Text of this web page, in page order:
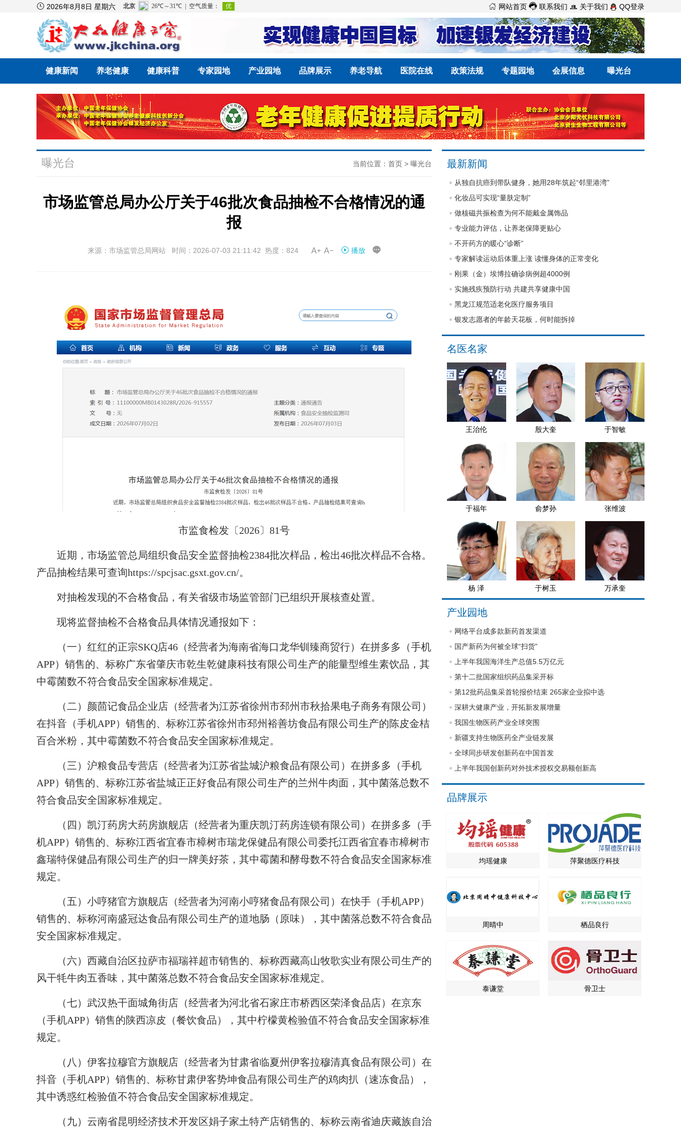
 2026年8月8日 星期六  网站首页  联系我们  关于我们 QQ登录
健康新闻 养老健康 健康科普 专家园地 产业园地 品牌展示 养老导航 医院在线 政策法规 专题园地 会展信息 曝光台
曝光台 当前位置： 首页 > 曝光台
市场监管总局办公厅关于46批次食品抽检不合格情况的通
报
来源：市场监管总局网站 时间：2026-07-03 21:11:42 热度：824  播放 
市监食检发〔2026〕81号
近期，市场监管总局组织食品安全监督抽检2384批次样品，检出46批次样品不合格。
产品抽检结果可查询https://spcjsac.gsxt.gov.cn/。
对抽检发现的不合格食品，有关省级市场监管部门已组织开展核查处置。
现将监督抽检不合格食品具体情况通报如下：
（一）红红的正宗SKQ店46（经营者为海南省海口龙华钏臻商贸行）在拼多多（手机
APP）销售的、标称广东省肇庆市乾生乾健康科技有限公司生产的能量型维生素饮品，其
中霉菌数不符合食品安全国家标准规定。
（二）颜茴记食品企业店（经营者为江苏省徐州市邳州市秋拾果电子商务有限公司）
在抖音（手机APP）销售的、标称江苏省徐州市邳州裕善坊食品有限公司生产的陈皮金桔
百合米粉，其中霉菌数不符合食品安全国家标准规定。
（三）沪粮食品专营店（经营者为江苏省盐城沪粮食品有限公司）在拼多多（手机
APP）销售的、标称江苏省盐城正正好食品有限公司生产的兰州牛肉面，其中菌落总数不
符合食品安全国家标准规定。
（四）凯汀药房大药房旗舰店（经营者为重庆凯汀药房连锁有限公司）在拼多多（手
机APP）销售的、标称江西省宜春市樟树市瑞龙保健品有限公司委托江西省宜春市樟树市
鑫瑞特保健品有限公司生产的归一牌美好茶，其中霉菌和酵母数不符合食品安全国家标准
规定。
（五）小哼猪官方旗舰店（经营者为河南小哼猪食品有限公司）在快手（手机APP）
销售的、标称河南盛冠达食品有限公司生产的道地肠（原味），其中菌落总数不符合食品
安全国家标准规定。
（六）西藏自治区拉萨市福瑞祥超市销售的、标称西藏高山牧歌实业有限公司生产的
风干牦牛肉五香味，其中菌落总数不符合食品安全国家标准规定。
（七）武汉热干面城角街店（经营者为河北省石家庄市桥西区荣泽食品店）在京东
（手机APP）销售的陕西凉皮（餐饮食品），其中柠檬黄检验值不符合食品安全国家标准
规定。
（八）伊客拉穆官方旗舰店（经营者为甘肃省临夏州伊客拉穆清真食品有限公司）在
抖音（手机APP）销售的、标称甘肃伊客势坤食品有限公司生产的鸡肉扒（速冻食品），
其中诱惑红检验值不符合食品安全国家标准规定。
（九）云南省昆明经济技术开发区娟子家土特产店销售的、标称云南省迪庆藏族自治
最新新闻
从独自抗癌到带队健身，她用28年筑起“邻里港湾”
化妆品可实现“量肤定制”
做核磁共振检查为何不能戴金属饰品
专业能力评估，让养老保障更贴心
不开药方的暖心“诊断”
专家解读运动后体重上涨 读懂身体的正常变化
刚果（金）埃博拉确诊病例超4000例
实施残疾预防行动 共建共享健康中国
黑龙江规范适老化医疗服务项目
银发志愿者的年龄天花板，何时能拆掉
名医名家
王治伦 殷大奎 于智敏
于福年 俞梦孙 张维波
杨 泽 于树玉 万承奎
产业园地
网络平台成多款新药首发渠道
国产新药为何被全球“扫货”
上半年我国海洋生产总值5.5万亿元
第十二批国家组织药品集采开标
第12批药品集采首轮报价结束 265家企业拟中选
深耕大健康产业，开拓新发展增量
我国生物医药产业全球突围
新疆支持生物医药全产业链发展
全球同步研发创新药在中国首发
上半年我国创新药对外技术授权交易额创新高
品牌展示
均瑶健康 萍聚德医疗科技
周晴中 栖品良行
泰谦堂 骨卫士